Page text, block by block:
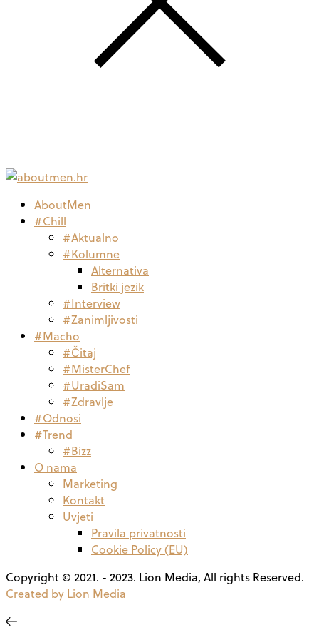
AboutMen
#Chill
#Aktualno
#Kolumne
Alternativa
Britki jezik
#Interview
#Zanimljivosti
#Macho
#Čitaj
#MisterChef
#UradiSam
#Zdravlje
#Odnosi
#Trend
#Bizz
O nama
Marketing
Kontakt
Uvjeti
Pravila privatnosti
Cookie Policy (EU)
Copyright © 2021. - 2023. Lion Media, All rights Reserved.
Created by Lion Media